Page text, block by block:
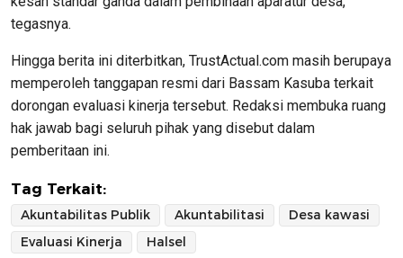
tegasnya.
Hingga berita ini diterbitkan, TrustActual.com masih berupaya
memperoleh tanggapan resmi dari Bassam Kasuba terkait
dorongan evaluasi kinerja tersebut. Redaksi membuka ruang
hak jawab bagi seluruh pihak yang disebut dalam
pemberitaan ini.
Tag Terkait:
Akuntabilitas Publik Akuntabilitasi
Desa kawasi
Evaluasi Kinerja
Halsel